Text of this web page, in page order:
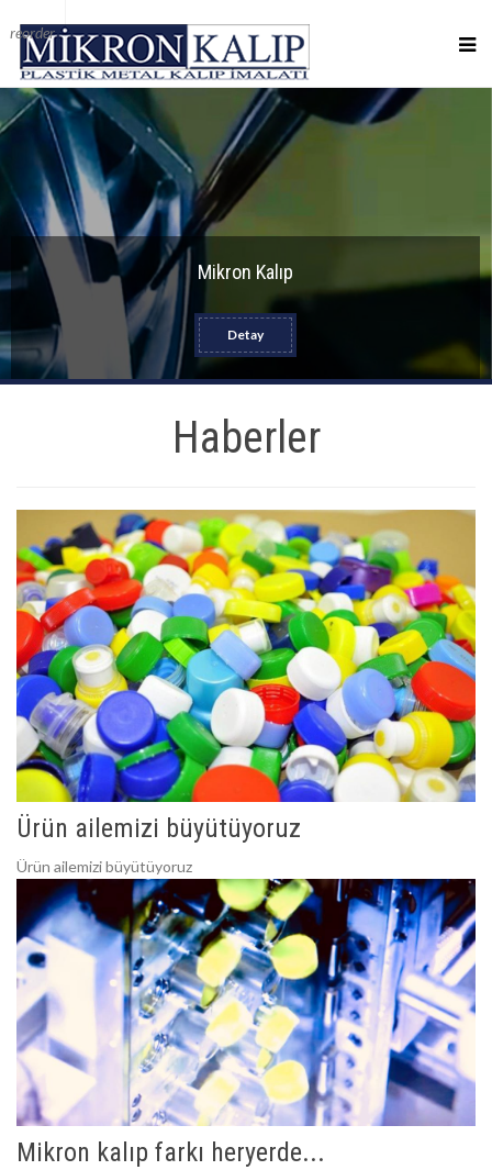
reorder
Mikron Kalıp
Detay
Haberler
Ürün ailemizi büyütüyoruz
Ürün ailemizi büyütüyoruz
Mikron kalıp farkı heryerde...